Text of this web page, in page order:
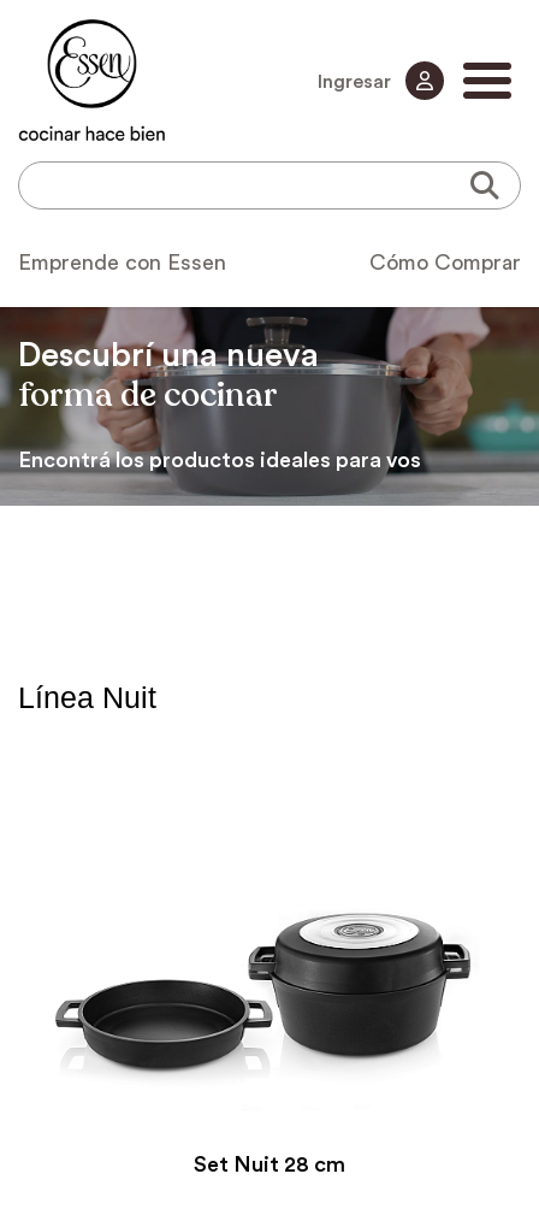
Ingresar
Emprende con Essen Cómo Comprar
Descubrí una nueva
forma de cocinar
Encontrá los productos ideales para vos
Línea Nuit
Set Nuit 28 cm